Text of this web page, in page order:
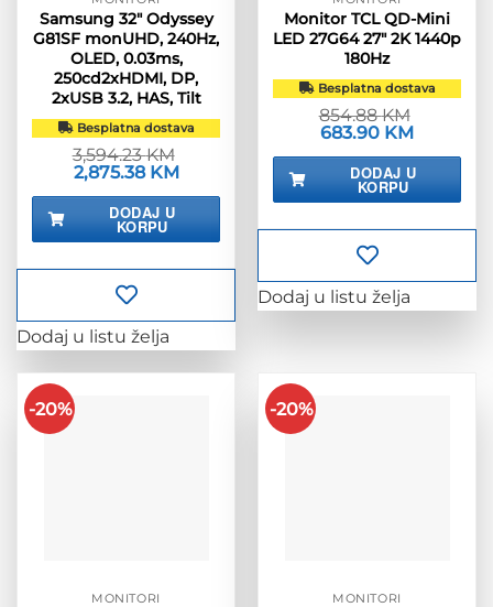
Samsung 32″ Odyssey
G81SF monUHD, 240Hz,
OLED, 0.03ms,
250cd2xHDMI, DP,
2xUSB 3.2, HAS, Tilt
Besplatna dostava
3,594.23KM
Izvorna
cijena
bila
3,594.23 KM.
2,875.38 KM
je:
DODAJ U
KORPU
Dodaj u listu želja
Monitor TCL QD-Mini
LED 27G64 27″ 2K 1440p
180Hz
Besplatna dostava
854.88KM
Izvorna
bila
854.88 KM.
683.90 KM
je:
683.90
DODAJ U
KORPU
Dodaj u listu želja
-20%
MONITORI
-20%
MONITORI